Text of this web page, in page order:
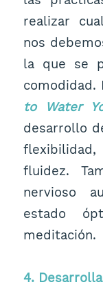
realizar
nos
la que se
comodidad.
to Water
desarrollo
fluidez.
nervioso
estado
meditación.
4.